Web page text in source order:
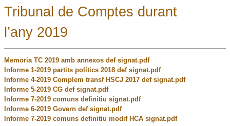
Tribunal de Comptes durant
l’any 2019
Memoria TC 2019 amb annexos def signat.pdf
Informe 1-2019 partits polítics 2018 def signat.pdf
Informe 4-2019 Complem transf HSCJ 2017 def signat.pdf
Informe 5-2019 CG def signat.pdf
Informe 7-2019 comuns definitiu signat.pdf
Informe 6-2019 Govern def signat.pdf
Informe 7-2019 comuns definitiu modif HCA signat.pdf